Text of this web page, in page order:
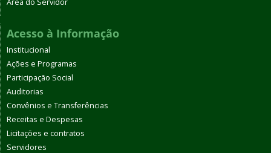
Área do Servidor
Acesso à Informação
Institucional
Ações e Programas
Participação Social
Auditorias
Convênios e Transferências
Receitas e Despesas
Licitações e contratos
Servidores